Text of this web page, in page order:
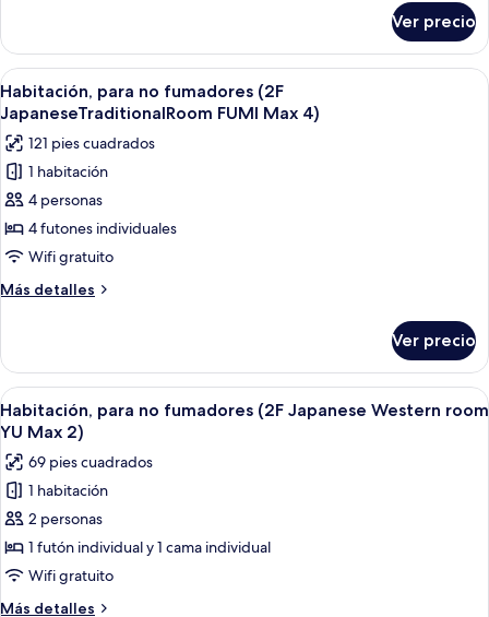
(1F
Japanese
Traditional
room
WA
Max
4)
con
acceso
para
personas
discapacitadas
(1F
Japanese
Traditional
room
WA
4)
Ver precio
Abrir
todas
las
fotos
de
Habitación,
para
no
fumadores
(2F
FUMI
Max
4)
Una habitación tradicional japonesa
6
Habitación, para no fumadores (2F
JapaneseTraditionalRoom FUMI Max 4)
121 pies cuadrados
1 habitación
4 personas
4 futones individuales
Wifi gratuito
Más detalles
Más
para
no
fumadores
(2F
JapaneseTraditionalRoom
FUMI
Max
4)
Ver precio
Abrir
todas
las
fotos
de
Habitación,
para
no
fumadores
Un dormitorio con literas, un
6
Habitación, para no fumadores (2F Japanese Western room
YU Max 2)
69 pies cuadrados
1 habitación
2 personas
1 futón individual y 1 cama individual
Wifi gratuito
Más detalles
Más